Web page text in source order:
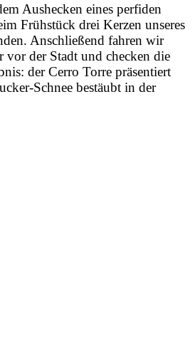
Aushecken eines perfiden
Frühstück drei Kerzen unseres
Anschließend fahren wir
vor der Stadt und checken die
der Cerro Torre präsentiert
Schnee bestäubt in der